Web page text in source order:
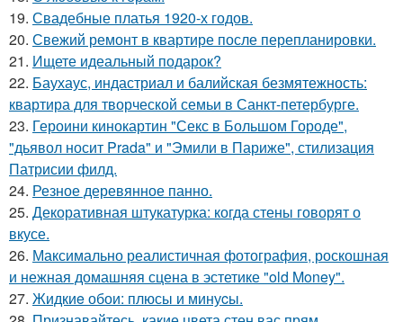
19. Свадебные платья 1920-х годов.
20. Свежий ремонт в квартире после перепланировки.
21. Ищете идеальный подарок?
22. Баухаус, индастриал и балийская безмятежность:
квартира для творческой семьи в Санкт-петербурге.
23. Героини кинокартин "Секс в Большом Городе",
"дьявол носит Prada" и "Эмили в Париже", стилизация
Патрисии филд.
24. Резное деревянное панно.
25. Декоративная штукатурка: когда стены говорят о
вкусе.
26. Максимально реалистичная фотография, роскошная
и нежная домашняя сцена в эстетике "old Money".
27. Жидкиe обои: плюсы и минуcы.